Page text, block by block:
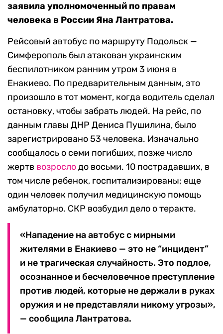
заявила уполномоченный по правам
человека в России Яна Лантратова.
Рейсовый автобус по маршруту Подольск —
Симферополь был атакован украинским
беспилотником ранним утром 3 июня в
Енакиево. По предварительным данным, это
произошло в тот момент, когда водитель сделал
остановку, чтобы забрать людей. На рейс, по
данным главы ДНР Дениса Пушилина, было
зарегистрировано 53 человека. Изначально
сообщалось о семи погибших, позже число
жертв возрослодо восьми. 10 пострадавших, в
том числе ребенок, госпитализированы; еще
один человек получил медицинскую помощь
амбулаторно. СКР возбудил дело о теракте.
«Нападение на автобус с мирными
жителями в Енакиево — это не “инцидент”
и не трагическая случайность. Это подлое,
осознанное и бесчеловечное преступление
против людей, которые не держали в руках
оружия и не представляли никому угрозы»,
— сообщила Лантратова.